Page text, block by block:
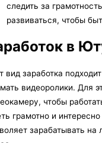
следить за
развиваться, чтобы
в
вид заработка
видеоролики. Для
чтобы
грамотно и
зарабатывать